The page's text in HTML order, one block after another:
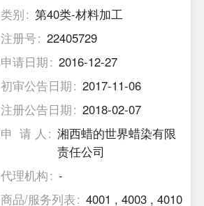
类别
第40类-材料加工
注册号
22405729
申请日期
2016-12-27
初审公告日期
2017-11-06
注册公告日期
2018-02-07
申 请 人
湘西蜡的世界蜡染有限
责任公司
代理机构
-
商品/服务列表
4001 ,4003 ,4010